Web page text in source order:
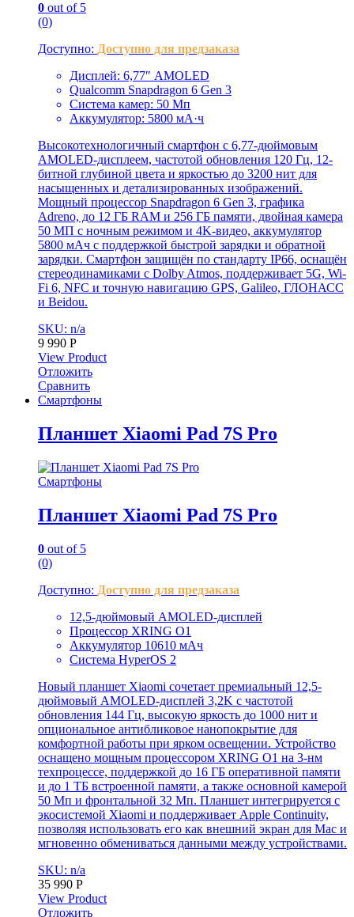
0 out of 5
(0)
Доступно: Доступно для предзаказа
Дисплей: 6,77″ AMOLED
Qualcomm Snapdragon 6 Gen 3
Система камер: 50 Мп
Аккумулятор: 5800 мА·ч
Высокотехнологичный смартфон с 6,77-дюймовым
AMOLED-дисплеем, частотой обновления 120 Гц, 12-
битной глубиной цвета и яркостью до 3200 нит для
насыщенных и детализированных изображений.
Мощный процессор Snapdragon 6 Gen 3, графика
Adreno, до 12 ГБ RAM и 256 ГБ памяти, двойная камера
50 МП с ночным режимом и 4K-видео, аккумулятор
5800 мАч с поддержкой быстрой зарядки и обратной
зарядки. Смартфон защищён по стандарту IP66, оснащён
стереодинамиками с Dolby Atmos, поддерживает 5G, Wi-
Fi 6, NFC и точную навигацию GPS, Galileo, ГЛОНАСС
и Beidou.
SKU: n/a
9 990 Р
View Product
Отложить
Сравнить
Смартфоны
Планшет Xiaomi Pad 7S Pro
Смартфоны
Планшет Xiaomi Pad 7S Pro
0 out of 5
(0)
Доступно: Доступно для предзаказа
12,5-дюймовый AMOLED-дисплей
Процессор XRING O1
Аккумулятор 10610 мАч
Система HyperOS 2
Новый планшет Xiaomi сочетает премиальный 12,5-
дюймовый AMOLED-дисплей 3,2K с частотой
обновления 144 Гц, высокую яркость до 1000 нит и
опциональное антибликовое нанопокрытие для
комфортной работы при ярком освещении. Устройство
оснащено мощным процессором XRING O1 на 3-нм
техпроцессе, поддержкой до 16 ГБ оперативной памяти
и до 1 ТБ встроенной памяти, а также основной камерой
50 Мп и фронтальной 32 Мп. Планшет интегрируется с
экосистемой Xiaomi и поддерживает Apple Continuity,
позволяя использовать его как внешний экран для Mac и
мгновенно обмениваться данными между устройствами.
SKU: n/a
35 990 Р
View Product
Отложить